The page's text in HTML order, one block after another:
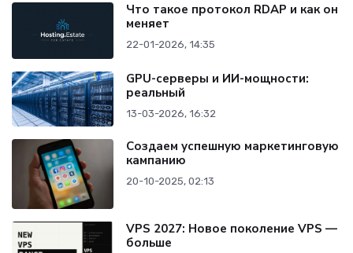
Что такое протокол RDAP и как он
меняет
22-01-2026, 14:35
GPU-серверы и ИИ-мощности:
реальный
13-03-2026, 16:32
Создаем успешную маркетинговую
кампанию
20-10-2025, 02:13
VPS 2027: Новое поколение VPS —
больше